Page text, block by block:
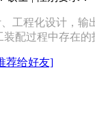
工程化设计，
配过程中存在
荐给好友]